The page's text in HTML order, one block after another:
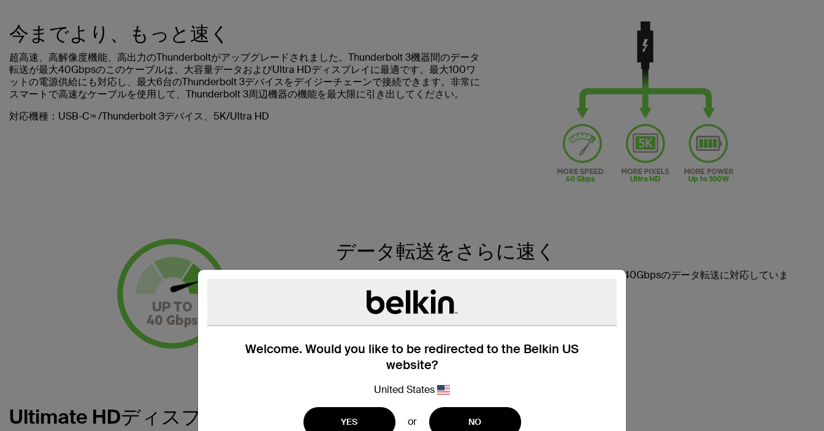
Welcome. Would you like to be redirected to the Belkin US
website?
United States
YES or NO
今までより、もっと速く
超高速、高解像度機能、高出力のThunderboltがアップグレードされました。Thunderbolt 3機器間のデータ
転送が最大40Gbpsのこのケーブルは、大容量データおよびUltra HDディスプレイに最適です。最大100ワ
ットの電源供給にも対応し、最大6台のThunderbolt 3デバイスをデイジーチェーンで接続できます。非常に
スマートで高速なケーブルを使用して、Thunderbolt 3周辺機器の機能を最大限に引き出してください。
対応機種 ：USB-C™ /Thunderbolt 3デバイス、5K/Ultra HD
データ転送をさらに速く
2ｍのThunderbolt 3ケーブルは、Thunderbolt 3デバイス間で最大40Gbpsのデータ転送に対応していま
Ultimate HDディスプレイに対応